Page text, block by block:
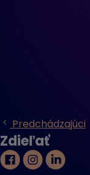
Predchádzajúci
Zdieľať